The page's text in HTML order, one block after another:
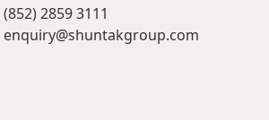
(852) 2859 3111
enquiry@shuntakgroup.com